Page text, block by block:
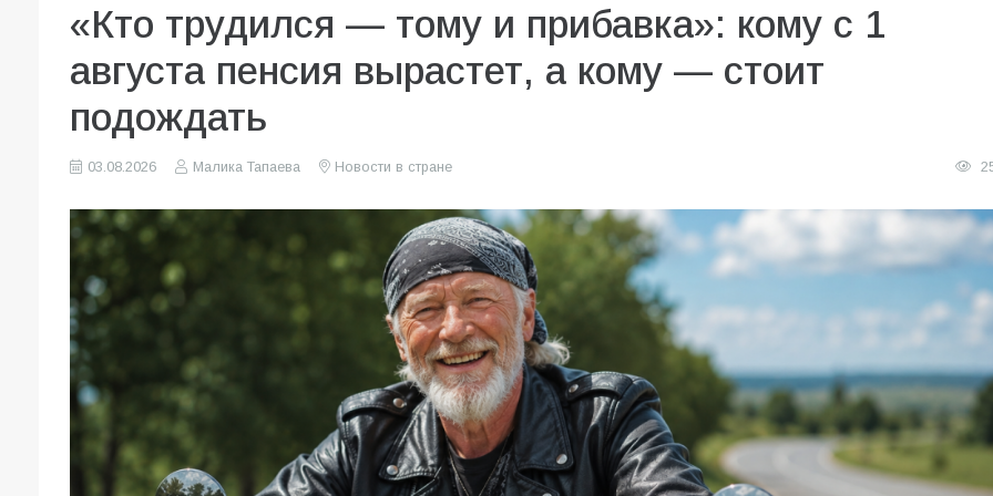
«Кто трудился — тому и прибавка»: кому с 1
августа пенсия вырастет, а кому — стоит
подождать
03.08.2026 Малика Тапаева Новости в стране